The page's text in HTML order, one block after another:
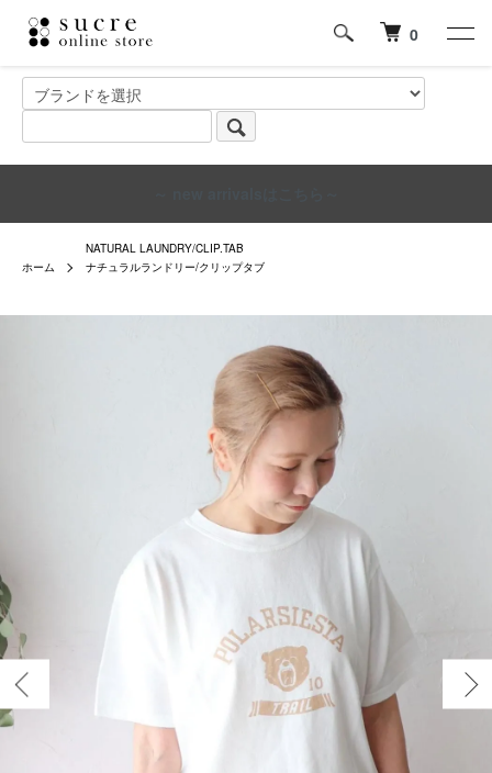
0
ホーム
NATURAL LAUNDRY/CLIP.TAB
ナチュラルランドリー/クリップタブ